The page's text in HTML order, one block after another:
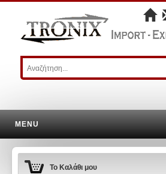
MENU
Το Καλάθι μου